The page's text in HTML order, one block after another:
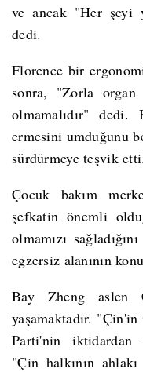
ve ancak "Her şeyi
dedi.
Florence bir
sonra, "Zorla
olmamalıdır" dedi.
ermesini umduğunu
sürdürmeye teşvik etti.
Çocuk bakım
şefkatin önemli
olmamızı
egzersiz alanının
Bay Zheng aslen
yaşamaktadır.
Parti'nin iktidardan
"Çin halkının